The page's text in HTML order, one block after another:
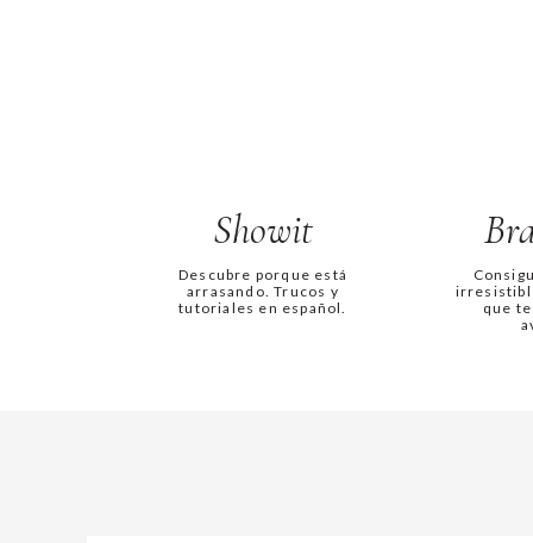
Showit
que
Descubre porque está
arrasando. Trucos y
tutoriales en español.